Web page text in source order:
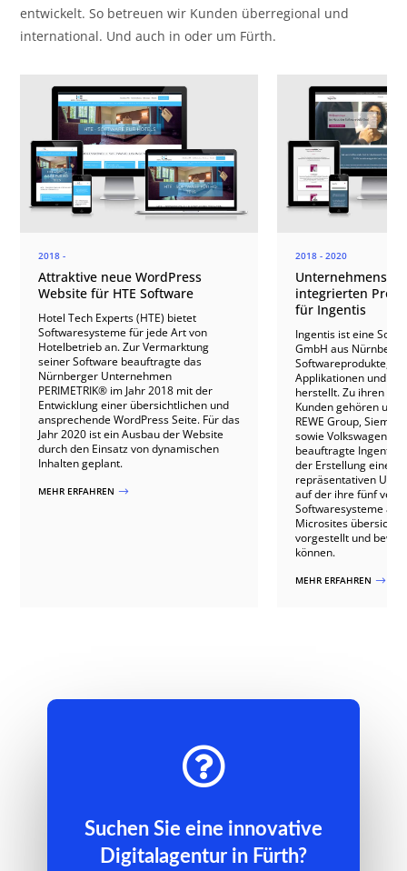
entwickelt. So betreuen wir Kunden überregional und
international. Und auch in oder um Fürth.
2018 -
Attraktive neue WordPress
Website für HTE Software
Hotel Tech Experts (HTE) bietet
Softwaresysteme für jede Art von
Hotelbetrieb an. Zur Vermarktung
seiner Software beauftragte das
Nürnberger Unternehmen
PERIMETRIK® im Jahr 2018 mit der
Entwicklung einer übersichtlichen und
ansprechende WordPress Seite. Für das
Jahr 2020 ist ein Ausbau der Website
durch den Einsatz von dynamischen
Inhalten geplant.
MEHR ERFAHREN $
2018 - 2020
integrierten
für Ingentis
Ingentis ist eine
GmbH aus Nürnberg,
Softwareprodukte,
Applikationen und
herstellt. Zu ihren
Kunden gehören
REWE Group,
sowie Volkswagen.
beauftragte Ingentis
der Erstellung einer
repräsentativen
auf der ihre fünf
Softwaresysteme
Microsites
vorgestellt und
können.
MEHR ERFAHREN $

Suchen Sie eine innovative
Digitalagentur in Fürth?